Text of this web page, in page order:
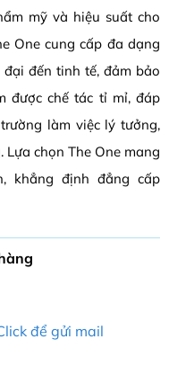
mỹ và hiệu suất cho
One cung cấp đa dạng
đến tinh tế, đảm bảo
được chế tác tỉ mỉ, đáp
làm việc lý tưởng,
chọn The One mang
khẳng định đẳng cấp
để gửi mail